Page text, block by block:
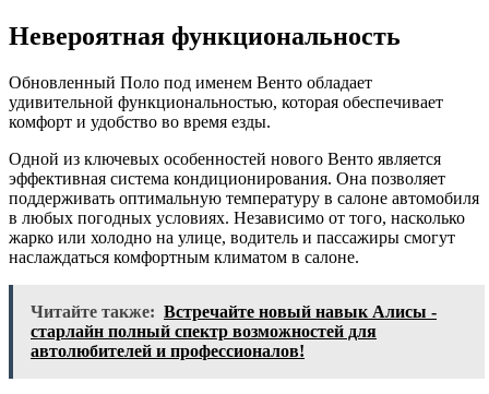
Невероятная функциональность
Обновленный Поло под именем Венто обладает
удивительной функциональностью, которая обеспечивает
комфорт и удобство во время езды.
Одной из ключевых особенностей нового Венто является
эффективная система кондиционирования. Она позволяет
поддерживать оптимальную температуру в салоне автомобиля
в любых погодных условиях. Независимо от того, насколько
жарко или холодно на улице, водитель и пассажиры смогут
наслаждаться комфортным климатом в салоне.
Читайте также: Встречайте новый навык Алисы -
старлайн полный спектр возможностей для
автолюбителей и профессионалов!